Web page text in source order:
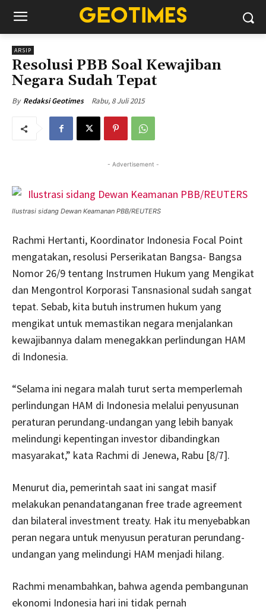
ARSIP
Resolusi PBB Soal Kewajiban
Negara Sudah Tepat
By Redaksi Geotimes Rabu, 8 Juli 2015
- Advertisement -
Ilustrasi sidang Dewan Keamanan PBB/REUTERS
Rachmi Hertanti, Koordinator Indonesia Focal Point
mengatakan, resolusi Perserikatan Bangsa- Bangsa
Nomor 26/9 tentang Instrumen Hukum yang Mengikat
dan Mengontrol Korporasi Tansnasional sudah sangat
tepat. Sebab, kita butuh instrumen hukum yang
mengikat untuk memastikan negara menjalankan
kewajibannya dalam menegakkan perlindungan HAM
di Indonesia.
“Selama ini negara malah turut serta memperlemah
perlindungan HAM di Indonesia melalui penyusunan
peraturan perundang-undangan yang lebih banyak
melindungi kepentingan investor dibandingkan
masyarakat,” kata Rachmi di Jenewa, Rabu [8/7].
Menurut dia, pemerintah saat ini sangat masif
melakukan penandatanganan free trade agreement
dan bilateral investment treaty. Hak itu menyebabkan
peran negara untuk menyusun peraturan perundang-
undangan yang melindungi HAM menjadi hilang.
Rachmi menambahkan, bahwa agenda pembangunan
ekonomi Indonesia hari ini tidak pernah